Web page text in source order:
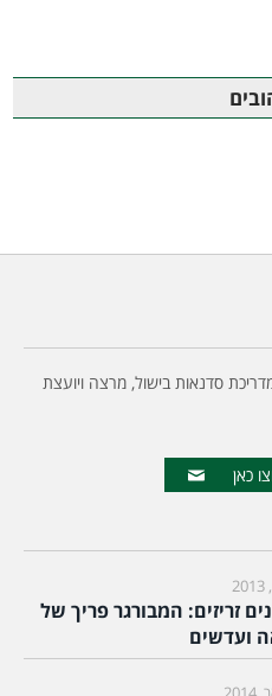
סדנאות בישול, מרצה ויועצת
כאן
זריזים: המבורגר פריך של
ועדשים